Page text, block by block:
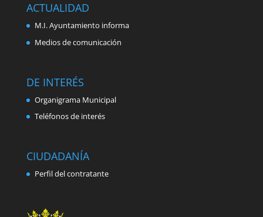
ACTUALIDAD
M.I. Ayuntamiento informa
Medios de comunicación
DE INTERÉS
Organigrama Municipal
Teléfonos de interés
CIUDADANÍA
Perfil del contratante